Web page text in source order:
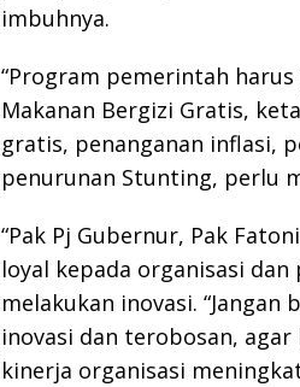
imbuhnya.
“Program pemerintah
Makanan Bergizi Gratis,
gratis, penanganan inflasi,
penurunan Stunting, perlu
“Pak Pj Gubernur, Pak
loyal kepada organisasi
melakukan inovasi. “Jangan
inovasi dan terobosan,
kinerja organisasi